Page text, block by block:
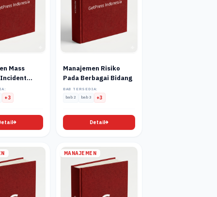
Mass
Kondisi
+3
Manajemen Risiko
Pada Berbagai Bidang
BAB TERSEDIA:
bab 2
bab 3 +3
Detail
MANAJEMEN